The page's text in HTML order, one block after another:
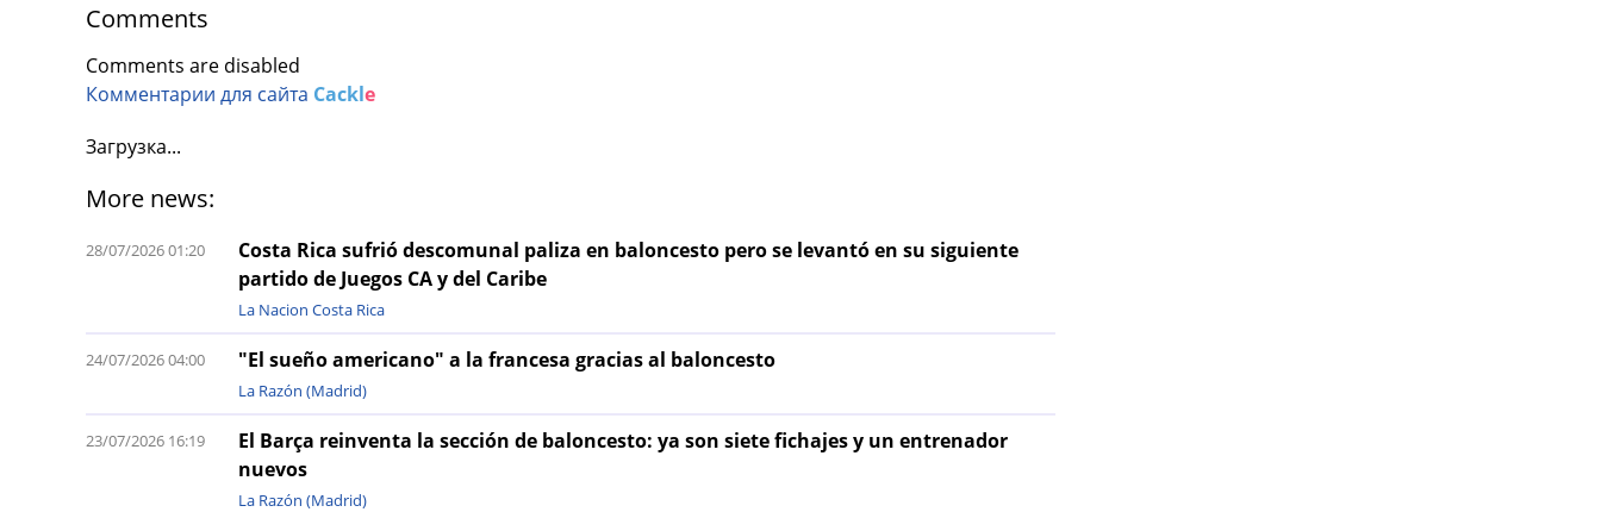
Comments
Comments are disabled
Комментарии для сайта Cackle
Загрузка...
More news:
Costa Rica sufrió descomunal paliza en baloncesto pero se levantó en su siguiente
partido de Juegos CA y del Caribe
28/07/2026 01:20
La Nacion Costa Rica
"El sueño americano" a la francesa gracias al baloncesto
24/07/2026 04:00
La Razón (Madrid)
El Barça reinventa la sección de baloncesto: ya son siete fichajes y un entrenador
nuevos
23/07/2026 16:19
La Razón (Madrid)